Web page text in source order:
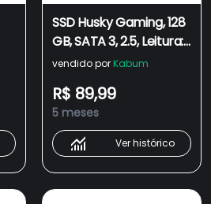
SSD Husky Gaming, 128
GB, SATA 3, 2.5, Leitura:
570MB/s e Gravação:
HGML000
vendido por Kabum
R$ 89,99
5 meses
Ver histórico